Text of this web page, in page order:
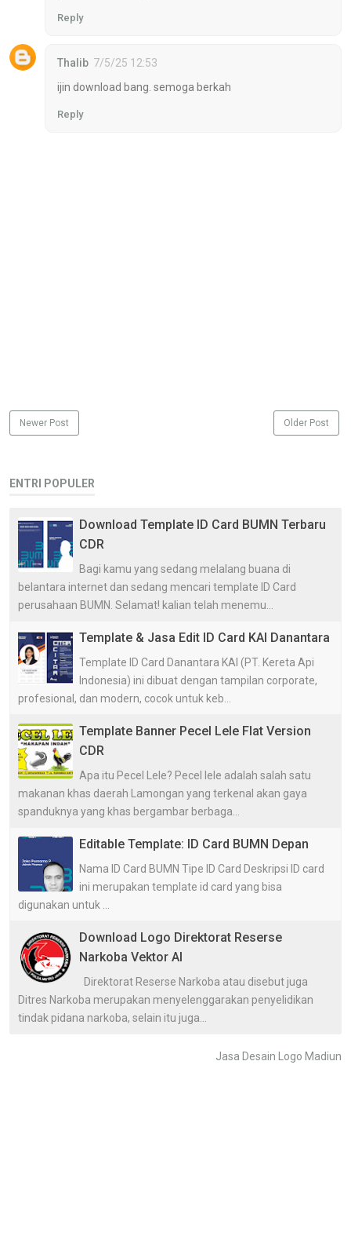
Reply
Thalib 7/5/25 12:53
ijin download bang. semoga berkah
Reply
Newer Post Older Post
ENTRI POPULER
Download Template ID Card BUMN Terbaru
CDR
Bagi kamu yang sedang melalang buana di
belantara internet dan sedang mencari template ID Card
perusahaan BUMN. Selamat! kalian telah menemu...
Template & Jasa Edit ID Card KAI Danantara
Template ID Card Danantara KAI (PT. Kereta Api
Indonesia) ini dibuat dengan tampilan corporate,
profesional, dan modern, cocok untuk keb...
Template Banner Pecel Lele Flat Version
CDR
Apa itu Pecel Lele? Pecel lele adalah salah satu
makanan khas daerah Lamongan yang terkenal akan gaya
spanduknya yang khas bergambar berbaga...
Editable Template: ID Card BUMN Depan
Nama ID Card BUMN Tipe ID Card Deskripsi ID card
ini merupakan template id card yang bisa
digunakan untuk ...
Download Logo Direktorat Reserse
Narkoba Vektor AI
Direktorat Reserse Narkoba atau disebut juga
Ditres Narkoba merupakan menyelenggarakan penyelidikan
tindak pidana narkoba, selain itu juga...
Jasa Desain Logo Madiun